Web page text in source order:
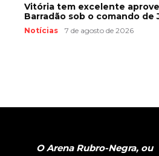
Vitória tem excelente
Barradão sob o comando de
Notícias 7 de agosto de 2026
O Arena Rubro-Negra, ou